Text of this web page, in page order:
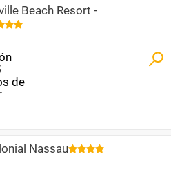
Beach Resort -
Nassau